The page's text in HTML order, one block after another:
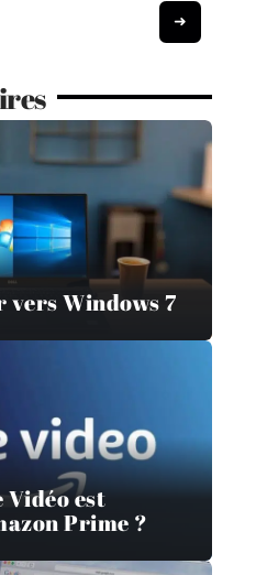
Windows 7
Vidéo est
Prime ?